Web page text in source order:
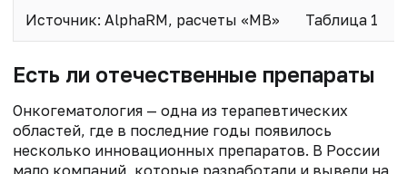
Источник: AlphaRM, расчеты «МВ» Таблица 1
Есть ли отечественные препараты
Онкогематология — одна из терапевтических
областей, где в последние годы появилось
несколько инновационных препаратов. В России
мало компаний, которые разработали и вывели на